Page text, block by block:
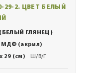
29-2. ЦВЕТ БЕЛЫЙ
(БЕЛЫЙ ГЛЯНЕЦ)
МДФ (акрил)
29 (см)
Ш/В/Г